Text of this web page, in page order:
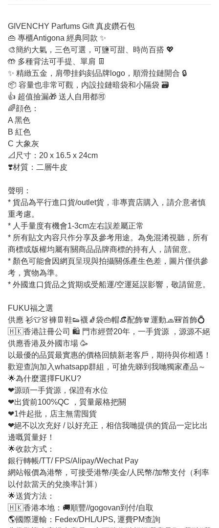
GIVENCHY Parfums Gift 真皮鑽石包
👜 專櫃Antigona 經典同款 ✨
🎨簡約大氣，三色可選，可鹽可甜、時尚百搭 💖
🤲 多種背法可手提、單肩 👖
✨ 精緻五金，肩帶挂鈎刻品牌logo，順滑拉鏈開合 🔒
📦 容量也非常可觀，内設拉鏈暗袋和小隔袋 🗃️
👍 超值撿漏🎁 送人自用都🉑
🌈顔色：
A 黑色
B 紅色
C 大象灰
📐尺寸：20 x 16.5 x 24cm
❣️材質：二層牛皮
聲明：
* 貨品為平行進口貨/outlet貨，非專賣店購入，請介意者慎
重考慮。
* 人手量度有機會1-3cm左右誤差屬正常
* 所有貼文內容只作分享及參考用途。為免混淆視聽，所有
商標或版權均屬有關商品品牌商標的持有人，請留意。
* 顏色可能會因網頁呈現與拍攝關係產生色差，圖片僅供參
考，實物為準。
* 外國進口貨品之貨期或受船運/空運延誤影響，敬請留意。
FUKU福之選
供應 衫👕👗褲👖鞋👟襪🧦袋👜帽👒配飾🧣運動🧢🎒首飾💍
🇭🇰香港註冊公司 🛍 門市經營20年，一手貨源 ，源源不絕
供應香港及外國市場 🥳
以最優的品質最實惠的價格回饋新老客戶，期待與你相遇！
歡迎查詢加入whatsapp群組，可搶先睇到我哋獨家產品～
🌟為什麼選擇FUKU?
❤源頭一手貨源，保證有水位
❤出貨前100%QC ，質量嚴格把關
❤1件起批，店主無需囤貨
❤絕不以次充好 / 以好充正，相信我哋提供的貨品一定比出
邊嘅質量好！
🌟收款方式：
銀行轉帳/TT/ FPS/Alipay/Wechat Pay
網站報價為港幣，可接受港幣/美金/人民幣/加幣支付（利率
以付款當天的兌換率計算）
🌟送貨方法：
🇭🇰香港本地：🚚順豐//gogovan到付/自取
🌎國際運輸：Fedex/DHL/UPS, 運費PM查詢